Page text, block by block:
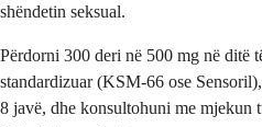
shëndetin seksual.
Përdorni 300 deri në 500 mg në ditë
standardizuar (KSM-66 ose
8 javë, dhe konsultohuni me mjekun